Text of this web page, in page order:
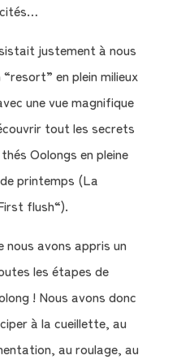
justement à nous
en plein milieux
une vue magnifique
tout les secrets
Oolongs en pleine
printemps (La
flush“).
nous avons appris un
les étapes de
! Nous avons donc
à la cueillette, au
au roulage, au